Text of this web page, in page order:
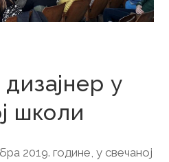
у
школи
2019. године, у свечаној